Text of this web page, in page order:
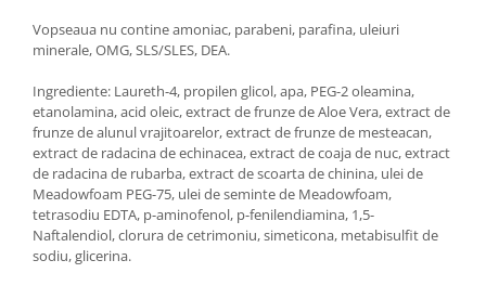
Vopseaua nu contine amoniac, parabeni, parafina, uleiuri
minerale, OMG, SLS/SLES, DEA.
Ingrediente: Laureth-4, propilen glicol, apa, PEG-2 oleamina,
etanolamina, acid oleic, extract de frunze de Aloe Vera, extract de
frunze de alunul vrajitoarelor, extract de frunze de mesteacan,
extract de radacina de echinacea, extract de coaja de nuc, extract
de radacina de rubarba, extract de scoarta de chinina, ulei de
Meadowfoam PEG-75, ulei de seminte de Meadowfoam,
tetrasodiu EDTA, p-aminofenol, p-fenilendiamina, 1,5-
Naftalendiol, clorura de cetrimoniu, simeticona, metabisulfit de
sodiu, glicerina.